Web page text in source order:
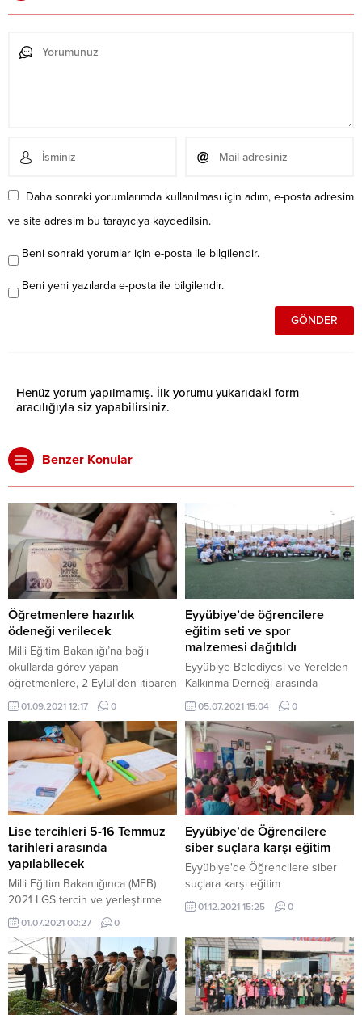
Daha sonraki yorumlarımda kullanılması için adım, e-posta adresim
ve site adresim bu tarayıcıya kaydedilsin.
Beni sonraki yorumlar için e-posta ile bilgilendir.
Beni yeni yazılarda e-posta ile bilgilendir.
Henüz yorum yapılmamış. İlk yorumu yukarıdaki form
aracılığıyla siz yapabilirsiniz.
Benzer Konular
Öğretmenlere hazırlık
ödeneği verilecek
Milli Eğitim Bakanlığı’na bağlı
okullarda görev yapan
öğretmenlere, 2 Eylül’den itibaren
bu yılki öğretim yılına hazırlık
ödeneği verilecek. Milli Eğitim
Bakanlığı tarafından her yıl eğitim
yılı öncesinde, kadrolu ve
sözleşmeli öğretmenlere eğitime
hazırlık ödeneği veriliyor. Milli
Eğitim Bakanlığı’na bağlı okullarda
görev yapan öğretmenlere
verilen bu destek, bu yıl 2
Eylül’den...
01.09.2021 12:17 0
Eyyübiye’de öğrencilere
eğitim seti ve spor
malzemesi dağıtıldı
Eyyübiye Belediyesi ve Yerelden
Kalkınma Derneği arasında
“Mevsimlik Tarım İşçiliği Kaderim
Değildir” projesi kapsamındaki
işbirliği protokolünün ardından
proje faaliyetlerine başlandı. Proje
kapsamında ilk etapta 100
öğrenciye eğitim seti ve spor
malzemeleri dağıtıldı. Eyyübiye
Belediyesi ve Yerelden Kalkınma
Derneği arasında “Mevsimlik
Tarım İşçiliği Kaderim Değildir”
projesi kapsamındaki işbirliği
protokolünün ardından proje...
05.07.2021 15:04 0
Lise tercihleri 5-16 Temmuz
tarihleri arasında
yapılabilecek
Milli Eğitim Bakanlığınca (MEB)
2021 LGS tercih ve yerleştirme
kılavuzu açıklandı.
01.07.2021 00:27 0
Eyyübiye’de Öğrencilere
siber suçlara karşı eğitim
Eyyübiye'de Öğrencilere siber
suçlara karşı eğitim
01.12.2021 15:25 0